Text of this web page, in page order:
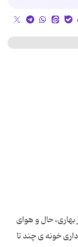
حال و هوای
خونه ی چند تا